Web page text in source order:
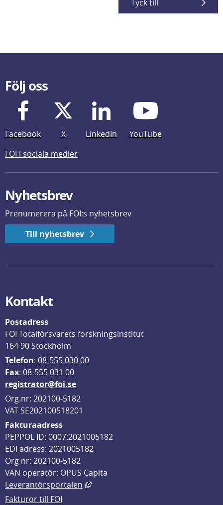
Tyck till
Följ oss
Facebook X LinkedIn
YouTube
FOI i sociala medier
Nyhetsbrev
Prenumerera på FOI:s nyhetsbrev
Till nyhetsbrev
Kontakt
Postadress
FOI Totalförsvarets forskningsinstitut
164 90 Stockholm
Telefon: 08-555 030 00
Fax: 08-555 031 00
registrator@foi.se
Org.nr: 202100-5182
VAT SE202100518201
Fakturaadress
PEPPOL ID: 0007:2021005182
EDI adress: 2021005182
Org nr: 202100-5182
VAN operatör: OPUS Capita
Leverantörsportalen
Länk till annan webbplats, öppnas
Fakturor till FOI